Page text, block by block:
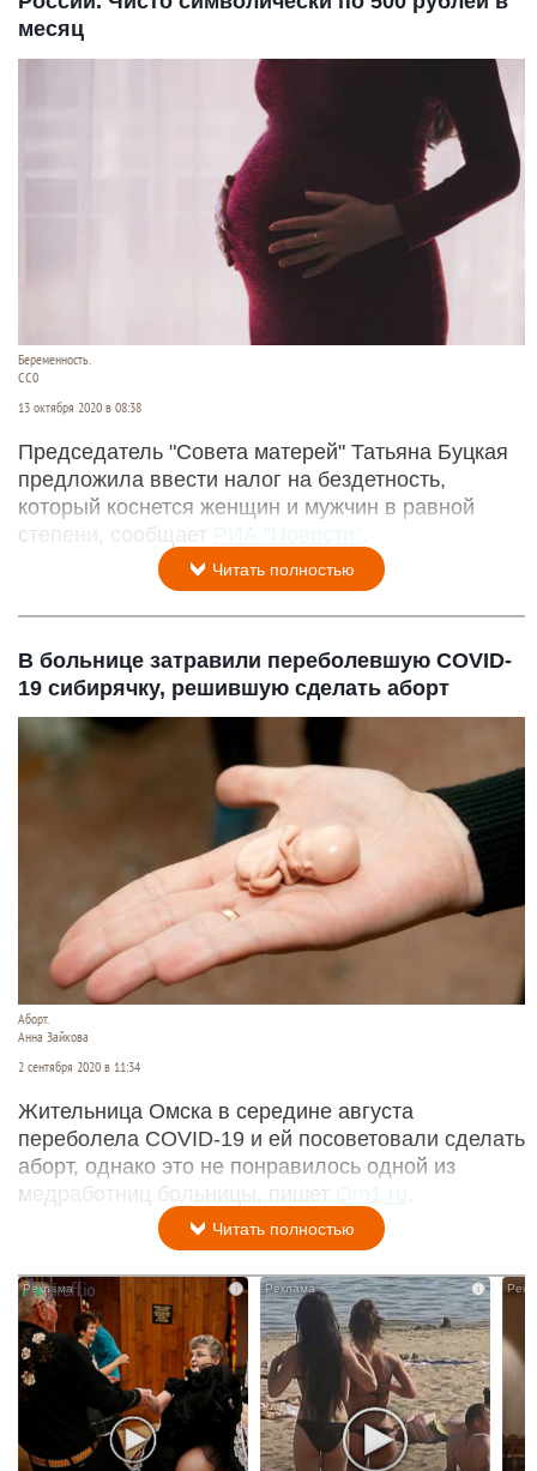
месяц
Беременность.
CC0
13 октября 2020 в 08:38
Председатель "Совета матерей" Татьяна Буцкая
предложила ввести налог на бездетность,
который коснется женщин и мужчин в равной
степени, сообщает РИА "Новости"
Читать полностью
В больнице затравили переболевшую COVID-
19 сибирячку, решившую сделать аборт
Аборт.
Анна Зайкова
2 сентября 2020 в 11:34
Жительница Омска в середине августа
переболела COVID-19 и ей посоветовали сделать
аборт, однако это не понравилось одной из
медработниц больницы, пишет Om1.ru
Читать полностью
i